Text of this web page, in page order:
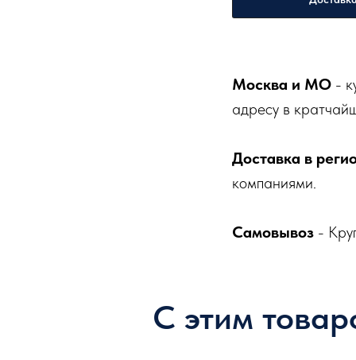
Москва и МО -
адресу в
Доставка в
компаниями.
Самовывоз -
С этим